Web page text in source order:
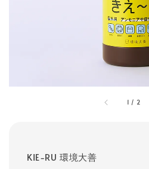
1 / 2
KIE-RU 環境大善